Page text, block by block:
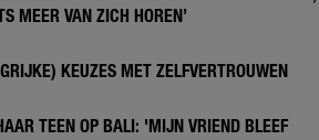
MEER VAN ZICH HOREN’
KEUZES MET ZELFVERTROUWEN
TEEN OP BALI: 'MIJN VRIEND BLEEF